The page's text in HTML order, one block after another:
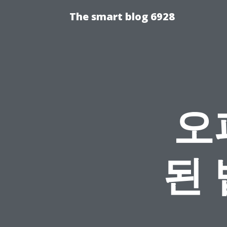
The smart blog 6928
된